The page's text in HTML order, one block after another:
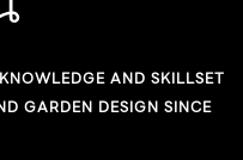
การตกแต่งบ้าน เสริม
อมเปิด Designer Club
ดีไซน์เนอร์ที่เป็นสมาชิก
AND SKILLSET
GARDEN DESIGN SINCE